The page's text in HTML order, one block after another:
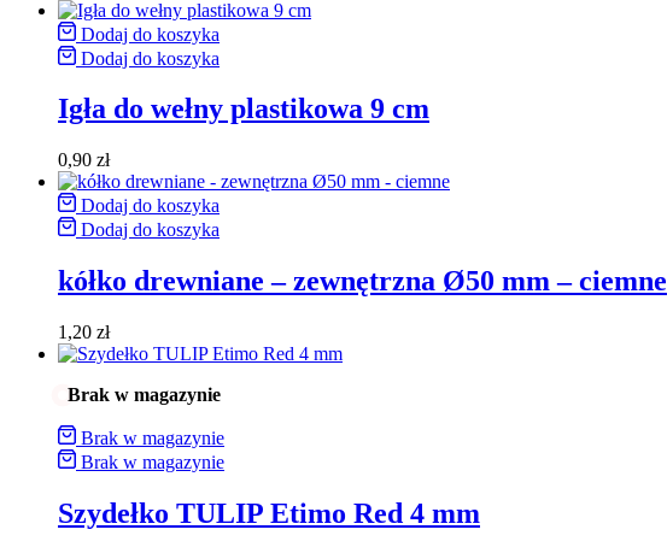
Dodaj do koszyka
Dodaj do koszyka
Igła do wełny plastikowa 9 cm
0,90 zł
Dodaj do koszyka
Dodaj do koszyka
kółko drewniane – zewnętrzna Ø50 mm – ciemne
1,20 zł
Brak w magazynie
Brak w magazynie
Brak w magazynie
Szydełko TULIP Etimo Red 4 mm